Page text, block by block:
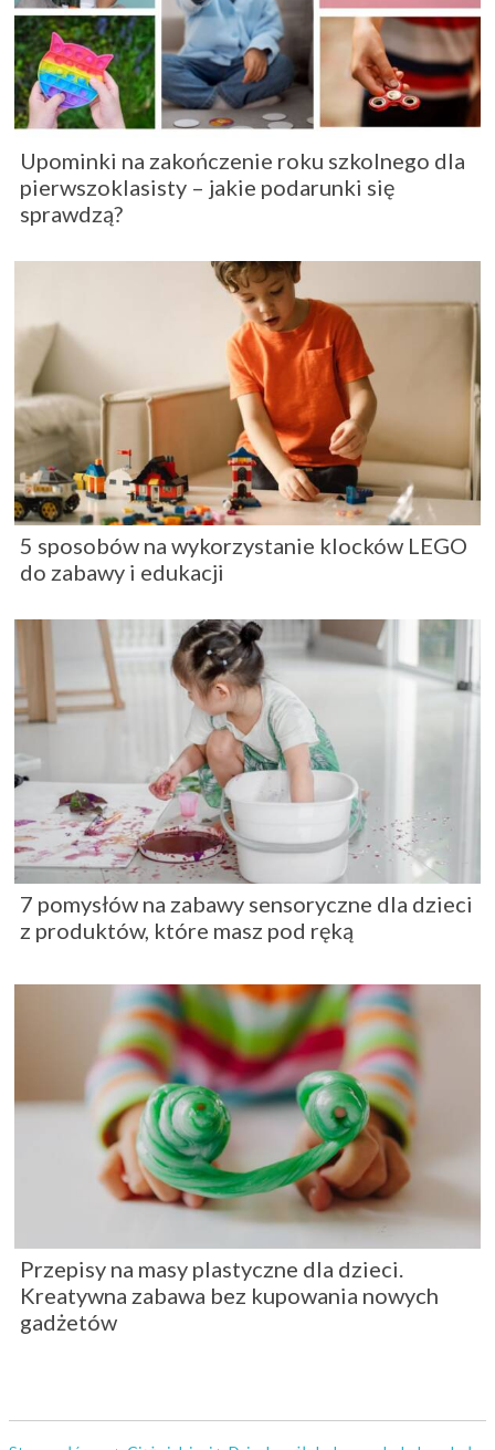
Upominki na zakończenie roku szkolnego dla
pierwszoklasisty – jakie podarunki się
sprawdzą?
5 sposobów na wykorzystanie klocków LEGO
do zabawy i edukacji
7 pomysłów na zabawy sensoryczne dla dzieci
z produktów, które masz pod ręką
Przepisy na masy plastyczne dla dzieci.
Kreatywna zabawa bez kupowania nowych
gadżetów